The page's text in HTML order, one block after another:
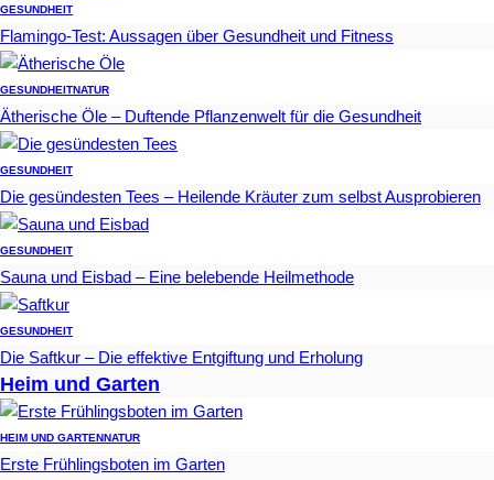
GESUNDHEIT
Flamingo-Test: Aussagen über Gesundheit und Fitness
GESUNDHEITNATUR
Ätherische Öle – Duftende Pflanzenwelt für die Gesundheit
GESUNDHEIT
Die gesündesten Tees – Heilende Kräuter zum selbst Ausprobieren
GESUNDHEIT
Sauna und Eisbad – Eine belebende Heilmethode
GESUNDHEIT
Die Saftkur – Die effektive Entgiftung und Erholung
Heim und Garten
HEIM UND GARTEN NATUR
Erste Frühlingsboten im Garten